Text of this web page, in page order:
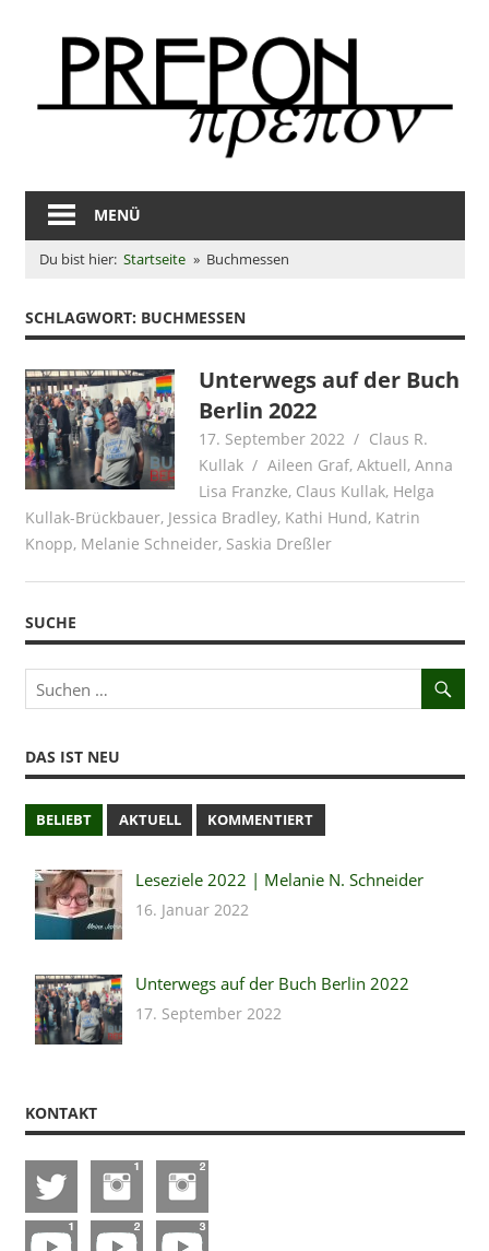
für
#MehrUnfug
MENÜ
Du bist hier: Startseite Buchmessen
SCHLAGWORT: BUCHMESSEN
Unterwegs auf der Buch
Berlin 2022
17. September 2022
Claus R.
Kullak
Aileen Graf, Aktuell, Anna
Lisa Franzke, Claus Kullak, Helga
Kullak-Brückbauer, Jessica Bradley, Kathi Hund, Katrin
Knopp, Melanie Schneider, Saskia Dreßler
SUCHE
DAS IST NEU
BELIEBT AKTUELL KOMMENTIERT
Leseziele 2022 | Melanie N. Schneider
16. Januar 2022
Unterwegs auf der Buch Berlin 2022
17. September 2022
KONTAKT